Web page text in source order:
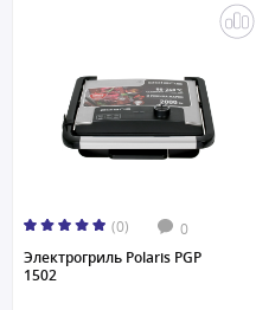
(0) 0
Электрогриль Polaris PGP
1502